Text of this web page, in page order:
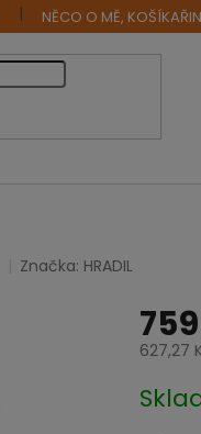
NĚCO O MĚ,
Značka: HRADIL
627,27
cena: